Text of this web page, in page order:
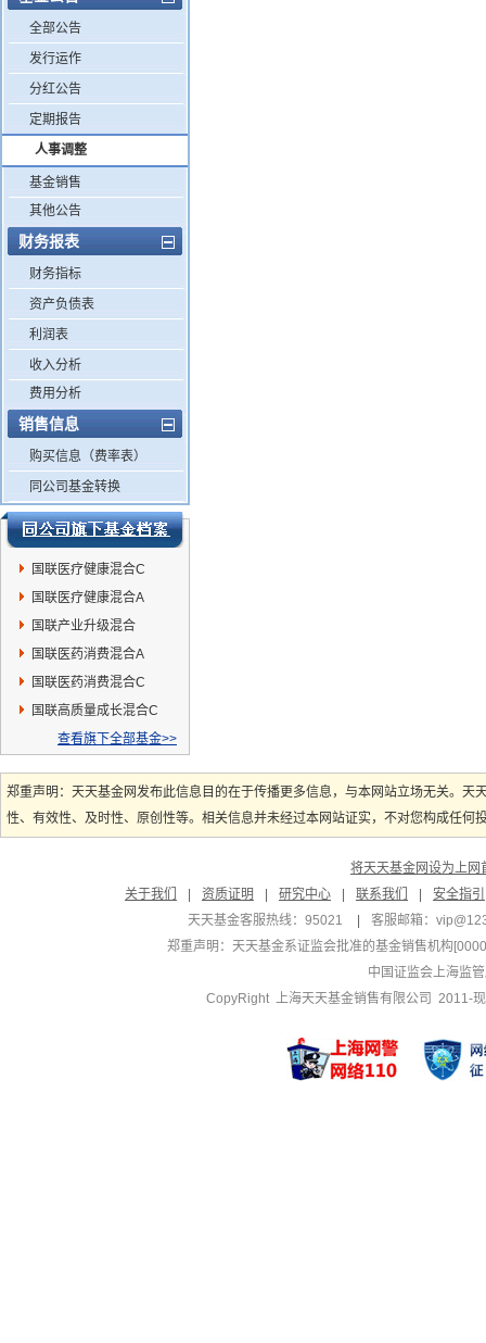
全部公告
发行运作
分红公告
定期报告
人事调整
基金销售
其他公告
财务报表
财务指标
资产负债表
利润表
收入分析
费用分析
销售信息
购买信息（费率表）
同公司基金转换
国联医疗健康混合C
国联医疗健康混合A
国联产业升级混合
国联医药消费混合A
国联医药消费混合C
国联高质量成长混合C
查看旗下全部基金>>
郑重声明：天天基金网发布此信息目的在于传播更多信息，与本网站立场无关。
性、有效性、及时性、原创性等。相关信息并未经过本网站证实，不对您构成任
将天天基金网设为上网
关于我们
资质证明 研究中心 联系我们
安全指引
天天基金客服热线：95021
客服邮箱：
郑重声明： 天天基金系证监会批准的基金销售机构
中国证监会上海监
CopyRight 上海天天基金销售有限公司 2011-